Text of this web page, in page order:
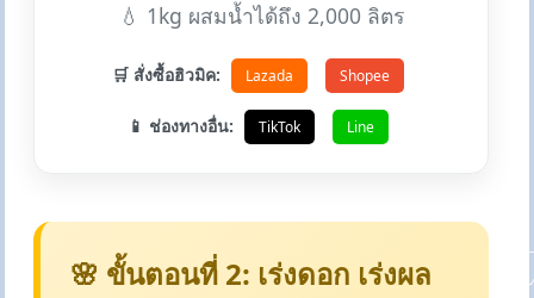
💧 1kg ผสมน้ำได้ถึง 2,000 ลิตร
🛒 สั่งซื้อฮิวมิค: Lazada Shopee
📱 ช่องทางอื่น: TikTok Line
🌸 ขั้นตอนที่ 2: เร่งดอก เร่งผล